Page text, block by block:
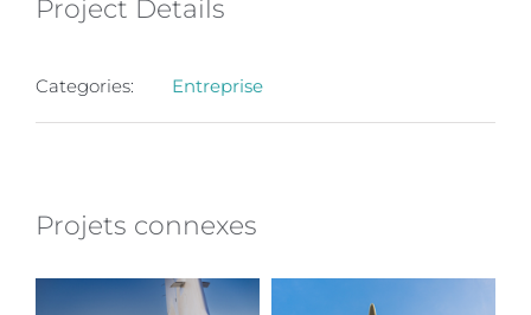
Project Details
Categories: Entreprise
Projets connexes